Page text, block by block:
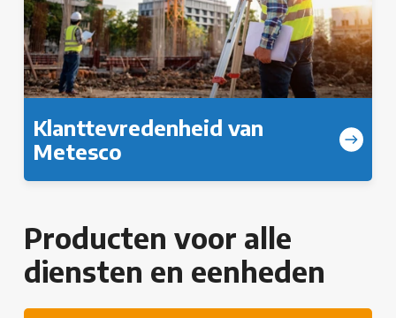
Klanttevredenheid van
Metesco
Producten voor alle
diensten en eenheden